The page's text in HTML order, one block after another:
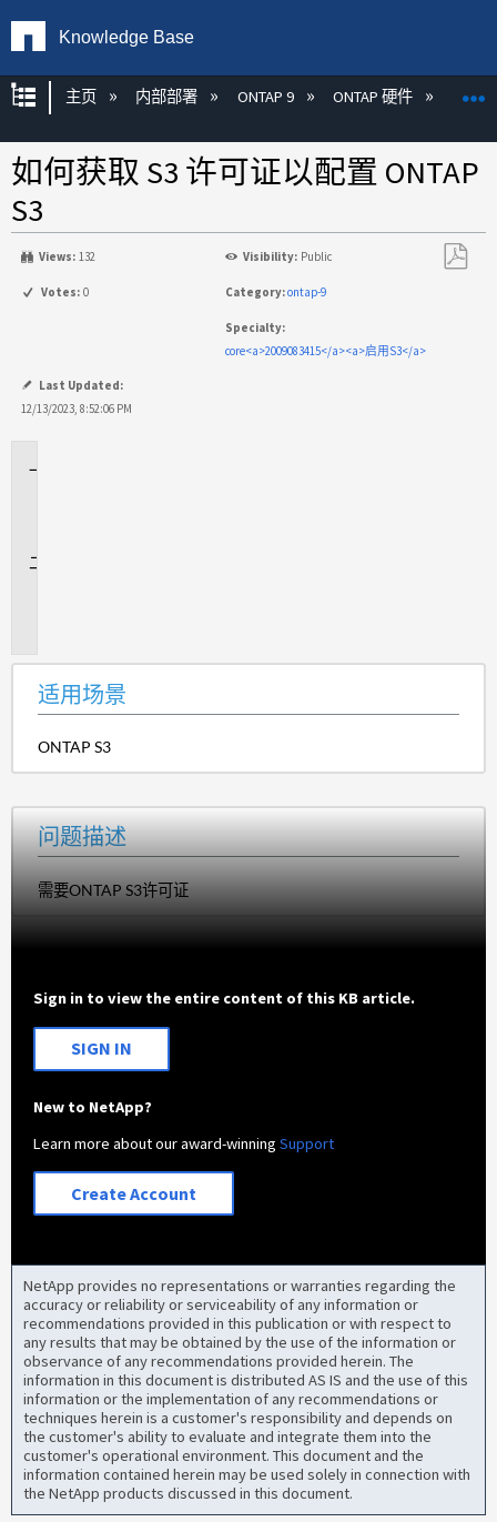
Knowledge Base
扩展/隐缩全局层次
主页 内部部署 ONTAP 9 ONTAP 硬件
如何获取 S3 许可证以配置 ONTAP
S3
Views: 132 Visibility: Public
Votes: 0 Category:ontap-9
Specialty:
core<a>2009083415</a><a>启用S3</a>
Last Updated:
12/13/2023, 8:52:06 PM
适用场景
ONTAP S3
问题描述
需要ONTAP S3许可证
Sign in to view the entire content of this KB article.
SIGN IN
New to NetApp?
Learn more about our award-winningSupport
Create Account
NetApp provides no representations or warranties regarding the
accuracy or reliability or serviceability of any information or
recommendations provided in this publication or with respect to
any results that may be obtained by the use of the information or
observance of any recommendations provided herein. The
information in this document is distributed AS IS and the use of this
information or the implementation of any recommendations or
techniques herein is a customer's responsibility and depends on
the customer's ability to evaluate and integrate them into the
customer's operational environment. This document and the
information contained herein may be used solely in connection with
the NetApp products discussed in this document.